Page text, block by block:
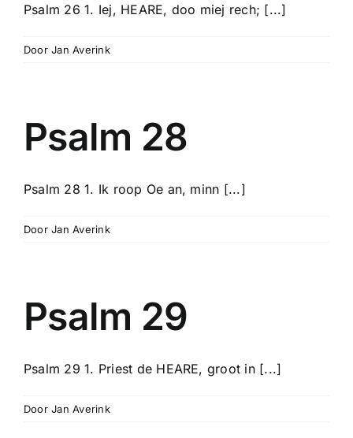
Psalm 26 1. Iej, HEARE, doo miej rech; [...]
DoorJan Averink
Psalm 28
Psalm 28 1. Ik roop Oe an, minn [...]
DoorJan Averink
Psalm 29
Psalm 29 1. Priest de HEARE, groot in [...]
DoorJan Averink